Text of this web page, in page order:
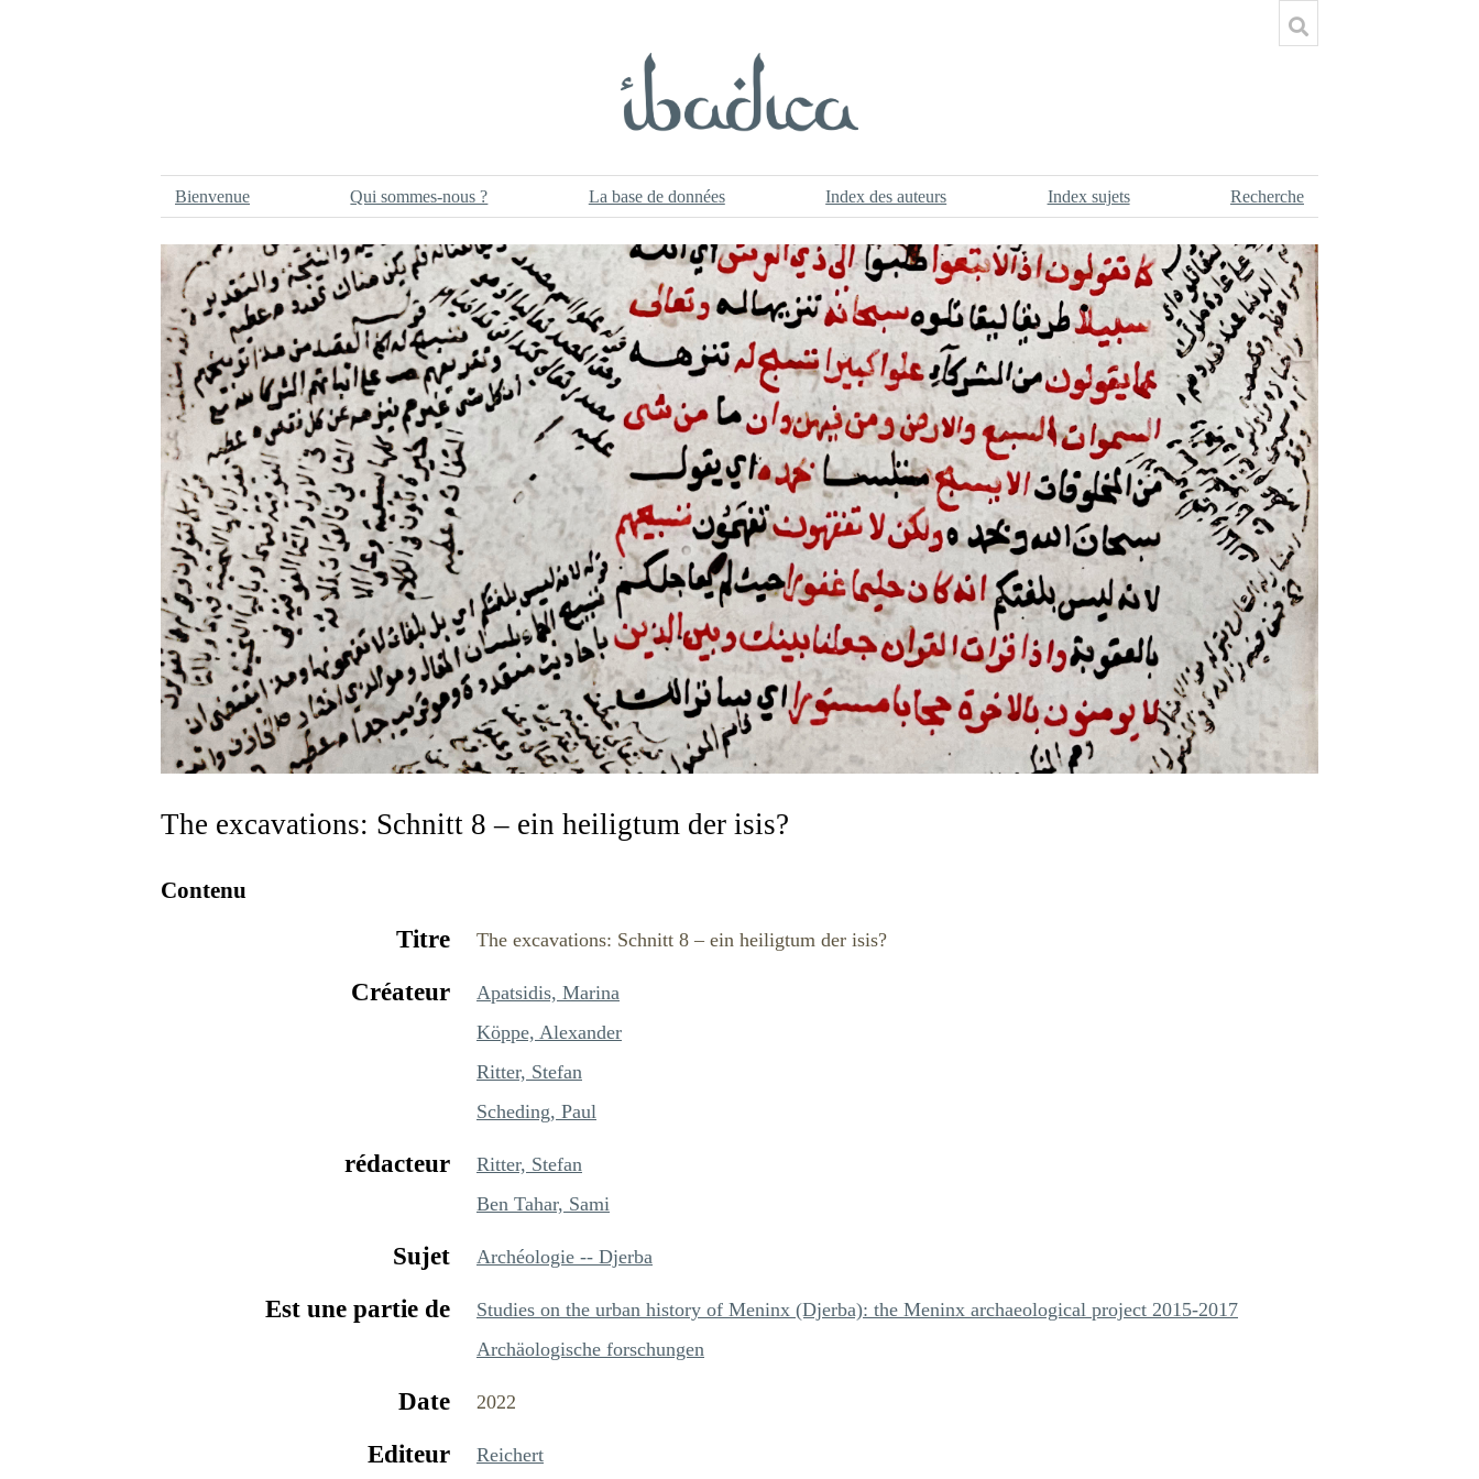
Bienvenue Qui sommes-nous ? La base de données Index des auteurs Index sujets Recherche
The excavations: Schnitt 8 – ein heiligtum der isis?
Contenu
Titre The excavations: Schnitt 8 – ein heiligtum der isis?
Créateur
Apatsidis, Marina
Köppe, Alexander
Ritter, Stefan
Scheding, Paul
rédacteur
Ritter, Stefan
Ben Tahar, Sami
Sujet Archéologie -- Djerba
Est une partie de
Studies on the urban history of Meninx (Djerba): the Meninx archaeological project 2015-2017
Archäologische forschungen
Date 2022
Editeur Reichert